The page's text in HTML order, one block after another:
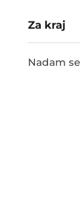
Za kraj
Nadam